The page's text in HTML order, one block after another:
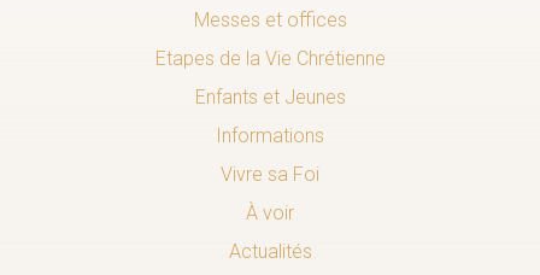
Messes et offices
Etapes de la Vie Chrétienne
Enfants et Jeunes
Informations
Vivre sa Foi
À voir
Actualités